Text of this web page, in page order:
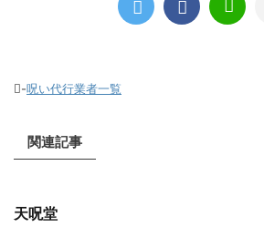
-呪い代行業者一覧
関連記事
天呪堂